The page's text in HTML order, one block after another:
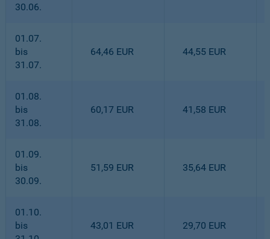
30.06.
01.07.
bis
31.07.
64,46 EUR 44,55 EUR
01.08.
bis
31.08.
60,17 EUR 41,58 EUR
01.09.
bis
30.09.
51,59 EUR 35,64 EUR
01.10.
bis
43,01 EUR 29,70 EUR